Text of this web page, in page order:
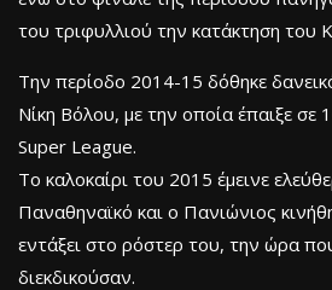
του τριφυλλιού την κατάκτηση του
Την περίοδο 2014-15 δόθηκε
Νίκη Βόλου, με την οποία έπαιξε σε
Super League.
Το καλοκαίρι του 2015 έμεινε
Παναθηναϊκό και ο Πανιώνιος
εντάξει στο ρόστερ του, την ώρα
διεκδικούσαν.